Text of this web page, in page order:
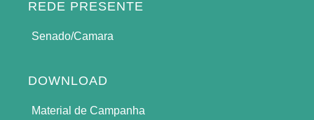
REDE PRESENTE
Senado/Camara
DOWNLOAD
Material de Campanha